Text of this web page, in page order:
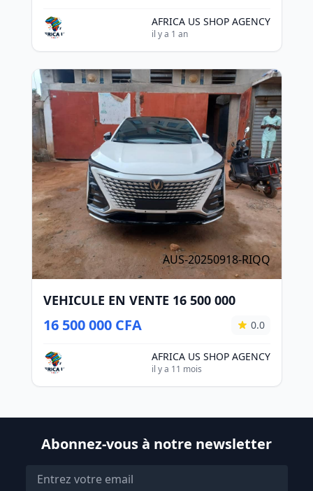
AFRICA US SHOP AGENCY
il y a 1 an
AUS-20250918-RIQQ
VEHICULE EN VENTE 16 500 000
16 500 000 CFA 0.0
AFRICA US SHOP AGENCY
il y a 11 mois
Abonnez-vous à notre newsletter